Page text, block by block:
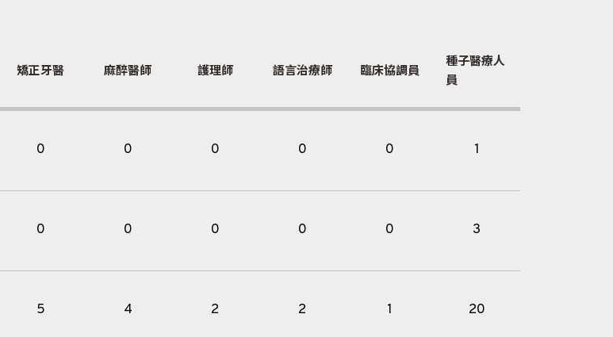
矯正牙醫 麻醉醫師 護理師 語言治療師 臨床協調員
種子醫療人
員
0 0 0 0 0 1
0 0 0 0 0 3
5 4 2 2 1 20